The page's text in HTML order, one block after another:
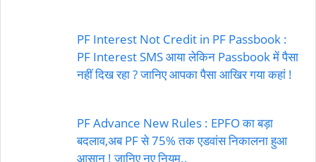
PF Interest Not Credit in PF Passbook :
PF Interest SMS आया लेकिन Passbook में पैसा
नहीं दिख रहा ? जानिए आपका पैसा आखिर गया कहां !
PF Advance New Rules : EPFO का बड़ा
बदलाव,अब PF से 75% तक एडवांस निकालना हुआ
आसान ! जानिए नए नियम..